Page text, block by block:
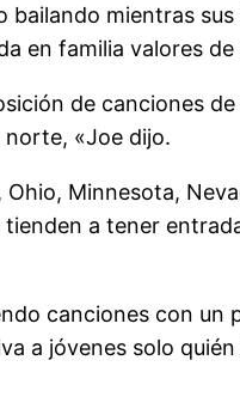
mientras
en familia valores
de canciones
norte, «Joe dijo.
Minnesota,
a tener
canciones con un
a jóvenes solo